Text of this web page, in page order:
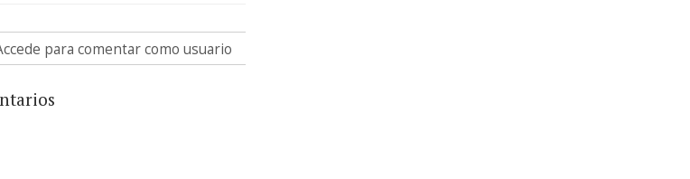
para comentar como usuario